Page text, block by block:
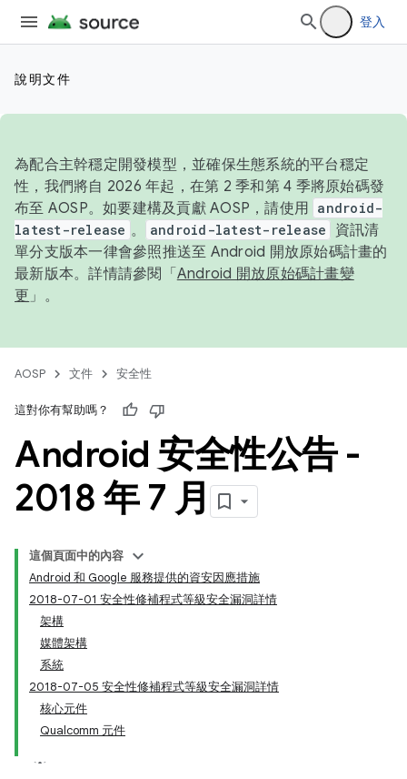
登入
說明文件
為配合主幹穩定開發模型，並確保生態系統的平台穩定
性，我們將自 2026 年起，在第 2 季和第 4 季將原始碼發
布至 AOSP。如要建構及貢獻 AOSP，請使用 android-
latest-release 。 android-latest-release
資訊清
單分支版本一律會參照推送至 Android 開放原始碼計畫的
最新版本。詳情請參閱「 Android 開放原始碼計畫變
更 」。
AOSP 文件 安全性
這對你有幫助嗎？
Android 安全性公告 -
2018 年 7 月
這個頁面中的內容
Android 和 Google 服務提供的資安因應措施
2018-07-01 安全性修補程式等級安全漏洞詳情
架構
媒體架構
系統
2018-07-05 安全性修補程式等級安全漏洞詳情
核心元件
Qualcomm 元件